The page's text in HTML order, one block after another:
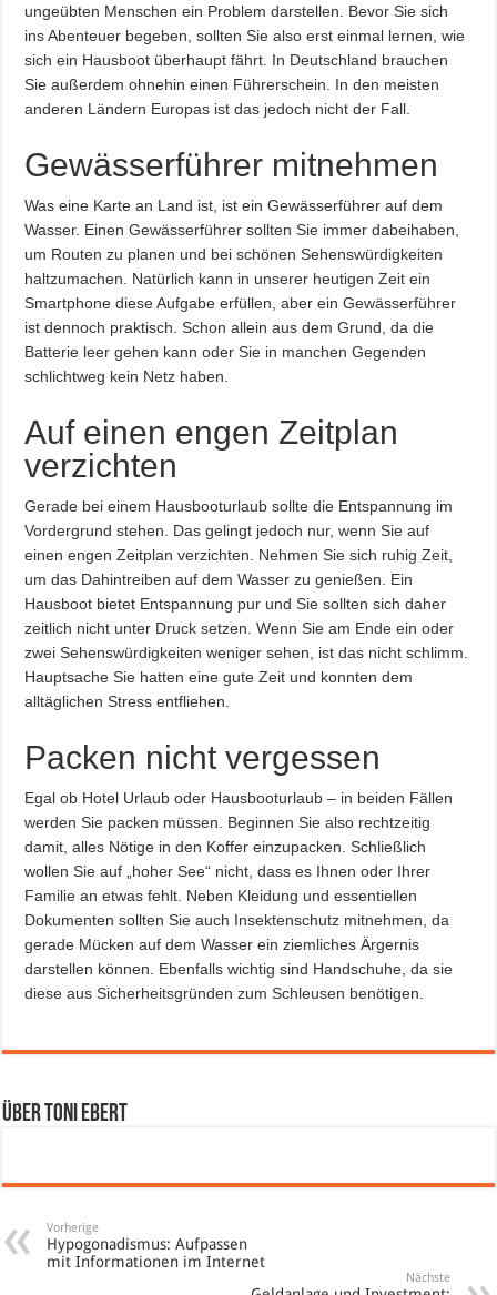
ungeübten Menschen ein Problem darstellen. Bevor Sie sich
ins Abenteuer begeben, sollten Sie also erst einmal lernen, wie
sich ein Hausboot überhaupt fährt. In Deutschland brauchen
Sie außerdem ohnehin einen Führerschein. In den meisten
anderen Ländern Europas ist das jedoch nicht der Fall.
Gewässerführer mitnehmen
Was eine Karte an Land ist, ist ein Gewässerführer auf dem
Wasser. Einen Gewässerführer sollten Sie immer dabeihaben,
um Routen zu planen und bei schönen Sehenswürdigkeiten
haltzumachen. Natürlich kann in unserer heutigen Zeit ein
Smartphone diese Aufgabe erfüllen, aber ein Gewässerführer
ist dennoch praktisch. Schon allein aus dem Grund, da die
Batterie leer gehen kann oder Sie in manchen Gegenden
schlichtweg kein Netz haben.
Auf einen engen Zeitplan
verzichten
Gerade bei einem Hausbooturlaub sollte die Entspannung im
Vordergrund stehen. Das gelingt jedoch nur, wenn Sie auf
einen engen Zeitplan verzichten. Nehmen Sie sich ruhig Zeit,
um das Dahintreiben auf dem Wasser zu genießen. Ein
Hausboot bietet Entspannung pur und Sie sollten sich daher
zeitlich nicht unter Druck setzen. Wenn Sie am Ende ein oder
zwei Sehenswürdigkeiten weniger sehen, ist das nicht schlimm.
Hauptsache Sie hatten eine gute Zeit und konnten dem
alltäglichen Stress entfliehen.
Packen nicht vergessen
Egal ob Hotel Urlaub oder Hausbooturlaub – in beiden Fällen
werden Sie packen müssen. Beginnen Sie also rechtzeitig
damit, alles Nötige in den Koffer einzupacken. Schließlich
wollen Sie auf „hoher See“ nicht, dass es Ihnen oder Ihrer
Familie an etwas fehlt. Neben Kleidung und essentiellen
Dokumenten sollten Sie auch Insektenschutz mitnehmen, da
gerade Mücken auf dem Wasser ein ziemliches Ärgernis
darstellen können. Ebenfalls wichtig sind Handschuhe, da sie
diese aus Sicherheitsgründen zum Schleusen benötigen.
Über Toni Ebert
Vorherige
Hypogonadismus: Aufpassen
mit Informationen im Internet
Nächste